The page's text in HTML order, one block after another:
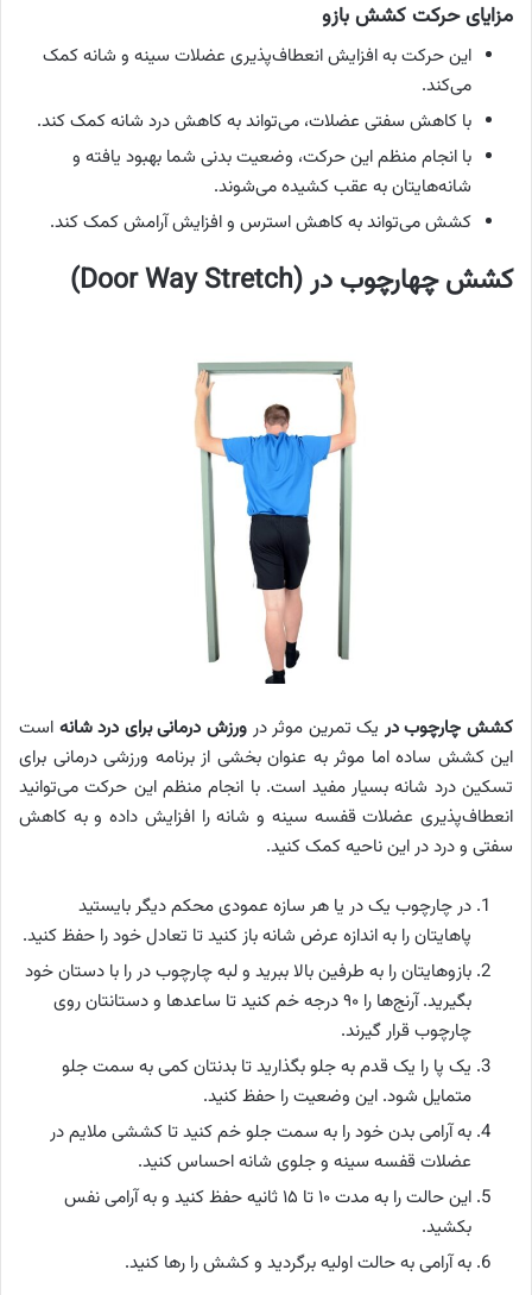
مزایای حرکت کشش بازو
این حرکت به افزایش انعطاف‌پذیری عضلات سینه و شانه کمک
می‌کند.
با کاهش سفتی عضلات، می‌تواند به کاهش درد شانه کمک کند.
با انجام منظم این حرکت، وضعیت بدنی شما بهبود یافته و
شانه‌هایتان به عقب کشیده می‌شوند.
کشش می‌تواند به کاهش استرس و افزایش آرامش کمک کند.
کشش چهارچوب در (Door Way Stretch)
کشش چارچوب در یک تمرین موثر در ورزش درمانی برای درد شانه است
این کشش ساده اما موثر به عنوان بخشی از برنامه ورزشی درمانی برای
تسکین درد شانه بسیار مفید است. با انجام منظم این حرکت می‌توانید
انعطاف‌پذیری عضلات قفسه سینه و شانه را افزایش داده و به کاهش
سفتی و درد در این ناحیه کمک کنید.
در چارچوب یک در یا هر سازه عمودی محکم دیگر بایستید
پاهایتان را به اندازه عرض شانه باز کنید تا تعادل خود را حفظ کنید.
بازوهایتان را به طرفین بالا ببرید و لبه چارچوب در را با دستان خود
بگیرید. آرنج‌ها را ۹۰ درجه خم کنید تا ساعدها و دستانتان روی
چارچوب قرار گیرند.
یک پا را یک قدم به جلو بگذارید تا بدنتان کمی به سمت جلو
متمایل شود. این وضعیت را حفظ کنید.
به آرامی بدن خود را به سمت جلو خم کنید تا کششی ملایم در
عضلات قفسه سینه و جلوی شانه احساس کنید.
این حالت را به مدت ۱۰ تا ۱۵ ثانیه حفظ کنید و به آرامی نفس
بکشید.
به آرامی به حالت اولیه برگردید و کشش را رها کنید.